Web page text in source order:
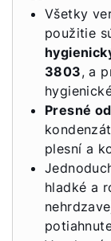
Všetky
použitie
3803, a
Presné
plesní a
hladké a